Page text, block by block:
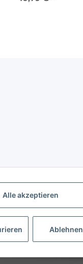
Alle akzeptieren
Ablehnen
zzgl.